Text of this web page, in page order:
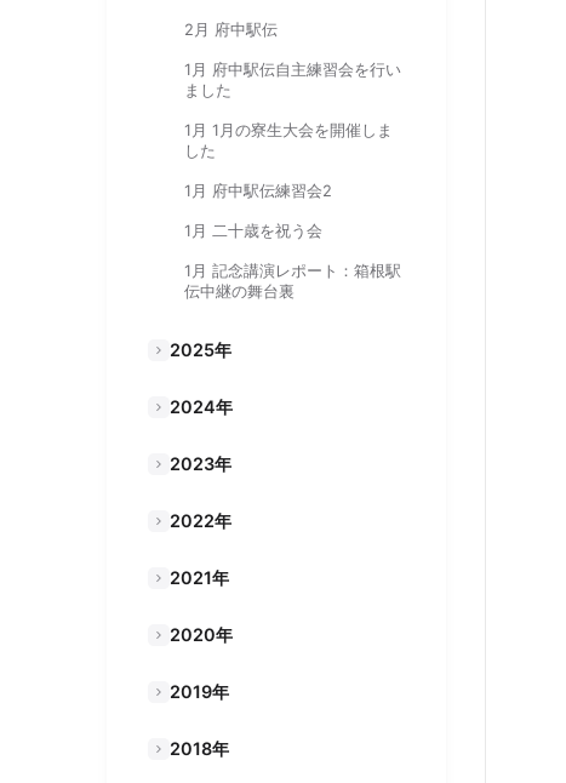
2月 府中駅伝
1月 府中駅伝自主練習会を行い
ました
1月 1月の寮生大会を開催しま
した
1月 府中駅伝練習会2
1月 二十歳を祝う会
1月 記念講演レポート：箱根駅
伝中継の舞台裏
2025年
2024年
2023年
2022年
2021年
2020年
2019年
2018年